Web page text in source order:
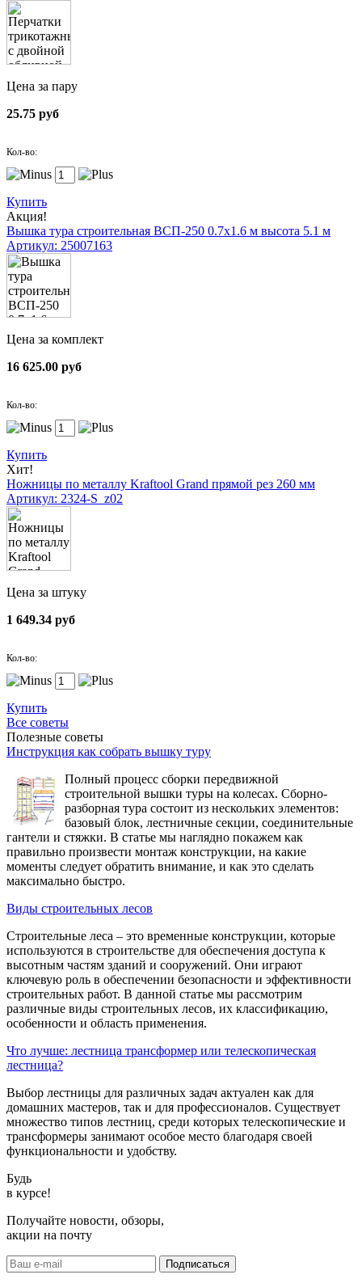
Цена за пару
25.75 руб
Кол-во:
Купить
Акция!
Вышка тура строительная ВСП-250 0.7х1.6 м высота 5.1 м
Артикул: 25007163
Цена за комплект
16 625.00 руб
Кол-во:
Купить
Хит!
Ножницы по металлу Kraftool Grand прямой рез 260 мм
Артикул: 2324-S_z02
Цена за штуку
1 649.34 руб
Кол-во:
Купить
Все советы
Полезные советы
Инструкция как собрать вышку туру
Полный процесс сборки передвижной
строительной вышки туры на колесах. Сборно-
разборная тура состоит из нескольких элементов:
базовый блок, лестничные секции, соединительные
гантели и стяжки. В статье мы наглядно покажем как
правильно произвести монтаж конструкции, на какие
моменты следует обратить внимание, и как это сделать
максимально быстро.
Виды строительных лесов
Строительные леса – это временные конструкции, которые
используются в строительстве для обеспечения доступа к
высотным частям зданий и сооружений. Они играют
ключевую роль в обеспечении безопасности и эффективности
строительных работ. В данной статье мы рассмотрим
различные виды строительных лесов, их классификацию,
особенности и область применения.
Что лучше: лестница трансформер или телескопическая
лестница?
Выбор лестницы для различных задач актуален как для
домашних мастеров, так и для профессионалов. Существует
множество типов лестниц, среди которых телескопические и
трансформеры занимают особое место благодаря своей
функциональности и удобству.
Будь
в курсе!
Получайте новости, обзоры,
акции на почту